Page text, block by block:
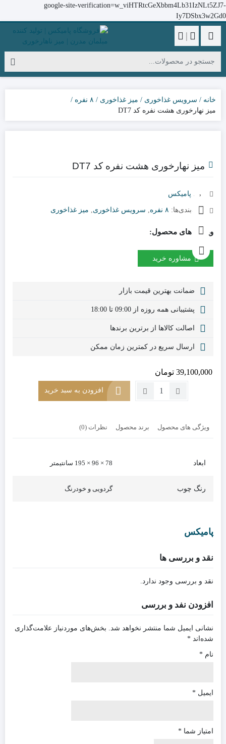
google-site-verification=w_viHTRtcGeXbbm4Lb31IzNLt5ZJ7-
Iy7DSbx3w2Gd0
|
خانه سرویس غذاخوری میز غذاخوری
۸ نفره
میز نهارخوری هشت نفره کد DT7
میز نهارخوری هشت نفره کد DT7
برند: پامیکس
دسته‌بندی‌ها: ۸ نفره , سرویس غذاخوری, میز غذاخوری
ویژگی های محصول:
مشاوره خرید
ضمانت بهترین قیمت بازار
پشتیبانی همه روزه از 09:00 تا 18:00
اصالت کالاها از برترین برندها
ارسال سریع در کمترین زمان ممکن
39,100,000 تومان
تعداد:
نفره
افزودن به سبد خرید
ویژگی های محصول برند محصول نظرات (0)
ابعاد 78 × 96 × 195 سانتیمتر
رنگ چوب گردویی و خودرنگ
پامیکس
نقد و بررسی ها
نقد و بررسی وجود ندارد.
افزودن نفد و بررسی
نشانی ایمیل شما منتشر نخواهد شد. بخش‌های موردنیاز علامت‌گذاری
شده‌اند *
نام *
ایمیل *
امتیاز شما *